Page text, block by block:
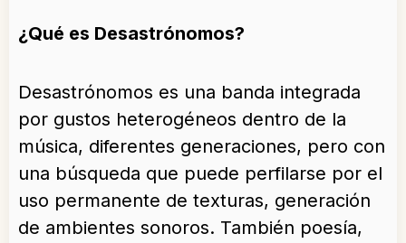
¿Qué es Desastrónomos?
Desastrónomos es una banda integrada
por gustos heterogéneos dentro de la
música, diferentes generaciones, pero con
una búsqueda que puede perfilarse por el
uso permanente de texturas, generación
de ambientes sonoros. También poesía,